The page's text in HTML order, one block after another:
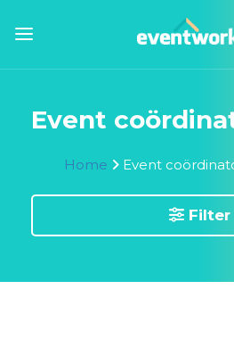
Event
Home Event
Filter